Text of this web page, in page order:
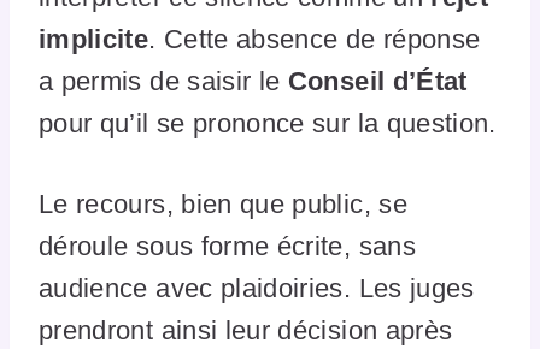
implicite. Cette absence de réponse
a permis de saisir le Conseil d’État
pour qu’il se prononce sur la question.
Le recours, bien que public, se
déroule sous forme écrite, sans
audience avec plaidoiries. Les juges
prendront ainsi leur décision après